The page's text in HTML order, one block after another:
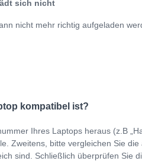
sich nicht
nicht mehr richtig aufgeladen
kompatibel ist?
Ihres Laptops heraus (z.B
Zweitens, bitte vergleichen Sie die
sind. Schließlich überprüfen Sie